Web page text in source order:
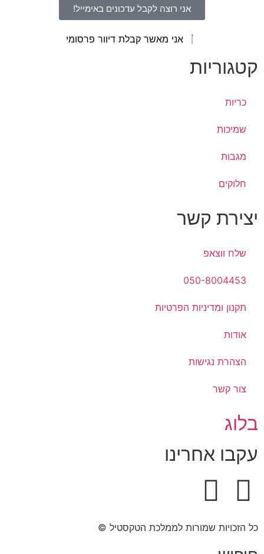
אני רוצה לקבל עדכונים באימייל!
אני מאשר קבלת דיוור פרסומי
קטגוריות
כריות
שמיכות
מגבות
חלוקים
יצירת קשר
שלח ווצאפ
050-8004453
תקנון ומדיניות הפרטיות
אודות
הצהרת נגישות
צור קשר
בלוג
עקבו אחרינו
כל הזכויות שמורות לממלכת הטקסטיל ©​